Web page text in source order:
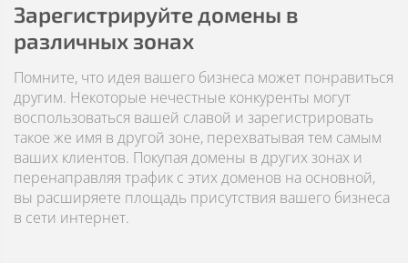
Зарегистрируйте домены в
различных зонах
Помните, что идея вашего бизнеса может понравиться
другим. Некоторые нечестные конкуренты могут
воспользоваться вашей славой и зарегистрировать
такое же имя в другой зоне, перехватывая тем самым
ваших клиентов. Покупая домены в других зонах и
перенаправляя трафик с этих доменов на основной,
вы расширяете площадь присутствия вашего бизнеса
в сети интернет.